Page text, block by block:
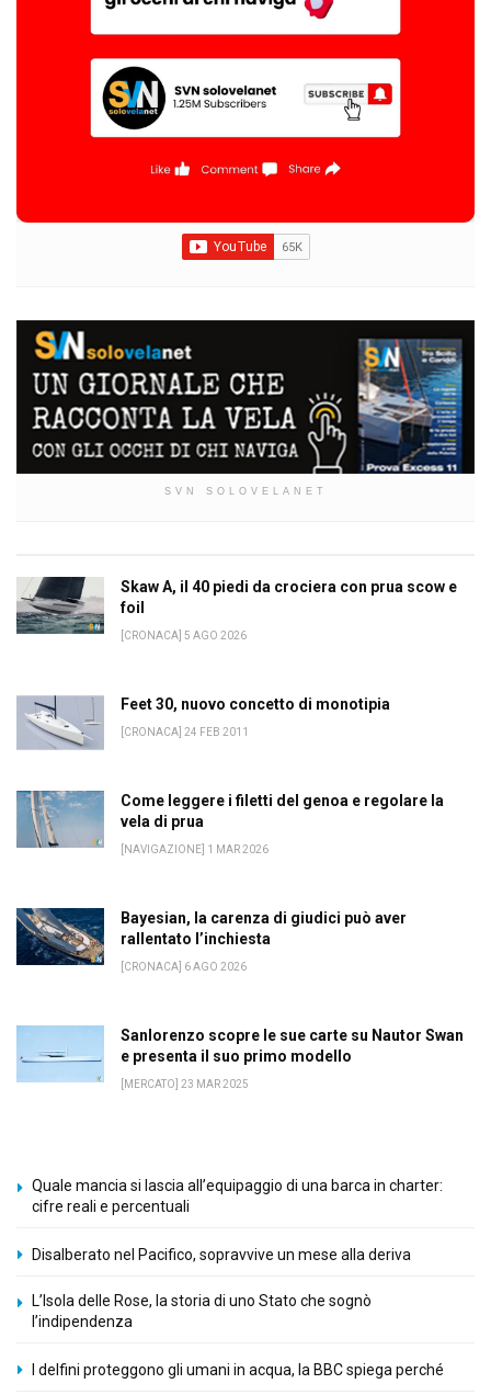
SVN SOLOVELANET
Skaw A, il 40 piedi da crociera con prua scow e
foil
[CRONACA] 5 AGO 2026
Feet 30, nuovo concetto di monotipia
[CRONACA] 24 FEB 2011
Come leggere i filetti del genoa e regolare la
vela di prua
[NAVIGAZIONE] 1 MAR 2026
Bayesian, la carenza di giudici può aver
rallentato l’inchiesta
[CRONACA] 6 AGO 2026
Sanlorenzo scopre le sue carte su Nautor Swan
e presenta il suo primo modello
[MERCATO] 23 MAR 2025
Quale mancia si lascia all’equipaggio di una barca in charter:
cifre reali e percentuali
Disalberato nel Pacifico, sopravvive un mese alla deriva
L’Isola delle Rose, la storia di uno Stato che sognò
l’indipendenza
I delfini proteggono gli umani in acqua, la BBC spiega perché